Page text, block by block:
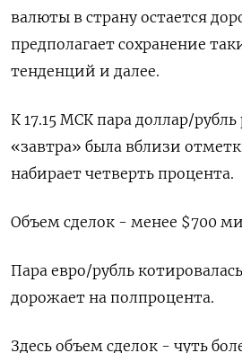
валюты в страну остается
предполагает сохранение
тенденций и далее.
К 17.15 МСК пара доллар/
«завтра» была вблизи
набирает четверть процента.
Объем сделок - менее $700
Пара евро/рубль
дорожает на полпроцента.
Здесь объем сделок - чуть